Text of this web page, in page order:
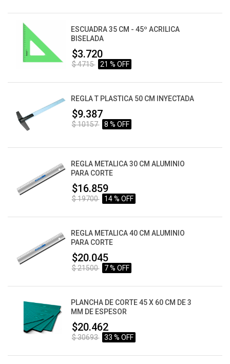
ESCUADRA 35 CM - 45º ACRILICA
BISELADA
$3.720
$ 4715 21 % OFF
REGLA T PLASTICA 50 CM INYECTADA
$9.387
$ 10157 8 % OFF
REGLA METALICA 30 CM ALUMINIO
PARA CORTE
$16.859
$ 19700 14 % OFF
REGLA METALICA 40 CM ALUMINIO
PARA CORTE
$20.045
$ 21500 7 % OFF
PLANCHA DE CORTE 45 X 60 CM DE 3
MM DE ESPESOR
$20.462
$ 30693 33 % OFF